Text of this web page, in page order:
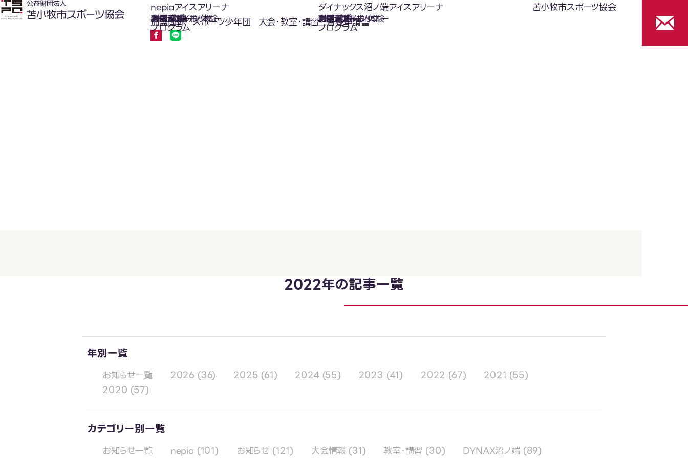
nepiaアイスアリーナ
氷上スポーツ体験
プログラム
お知らせ
スケジュール
フロアガイド
利用案内
利用料金
カジュアルホッケー
アクセス
ダイナックス沼ノ端アイスアリーナ
氷上スポーツ体験
プログラム
お知らせ
スケジュール
フロアガイド
利用案内
利用料金
カジュアルホッケー
アクセス
苫小牧市スポーツ協会
加盟団体 スポーツ少年団 大会･教室･講習 各種申請書
2022年の記事一覧
年別一覧
お知らせ一覧 2026 (36) 2025 (61) 2024 (55) 2023 (41) 2022 (67) 2021 (55)
2020 (57)
カテゴリー別一覧
お知らせ一覧 DYNAX沼ノ端(89)
nepia (101) お知らせ (121) 大会情報 (31) 教室･講習 (30)